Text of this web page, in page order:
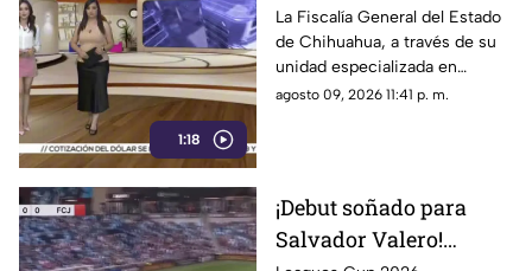
1:18
vehículos en
Chihuahua, pero no
para quedárselos: este
es su verdadero
La Fiscalía General del Estado
de Chihuahua, a través de su
unidad especializada en
investigación de robo de
agosto 09, 2026 11:41 p. m.
¡Debut soñado para
Salvador Valero!